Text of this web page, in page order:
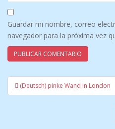
Guardar mi nombre, correo
navegador para la próxima vez
Mensajes de
(Deutsch) pinke Wand in London